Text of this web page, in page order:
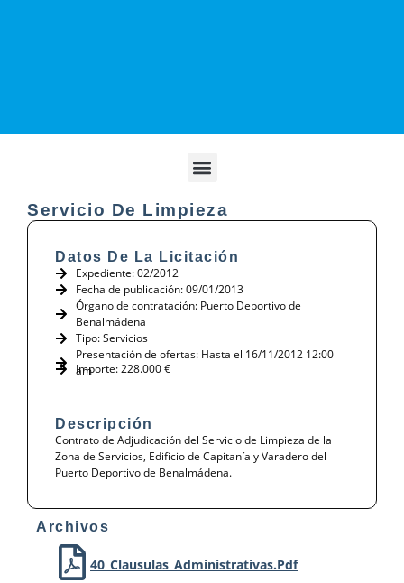
Servicio De Limpieza
Datos De La Licitación
Expediente: 02/2012
Fecha de publicación: 09/01/2013
Órgano de contratación: Puerto Deportivo de
Benalmádena
Tipo:Servicios
Presentación de ofertas: Hasta el 16/11/2012 12:00
am
Importe: 228.000 €
Descripción
Contrato de Adjudicación del Servicio de Limpieza de la
Zona de Servicios, Edificio de Capitanía y Varadero del
Puerto Deportivo de Benalmádena.
Archivos
40_Clausulas_Administrativas.pdf